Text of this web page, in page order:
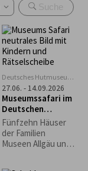
Deutsches Hutmuseum,
Lindenberg
27.06. - 14.09.2026
Museumssafari im
Deutschen
Hutmuseum
Fünfzehn Häuser
der Familien
Museen Allgäu und